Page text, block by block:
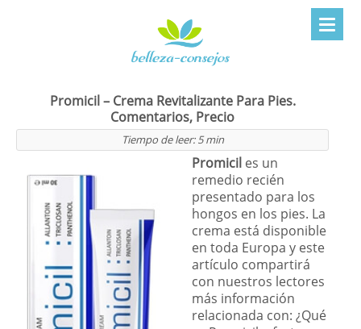
Promicil – Crema Revitalizante Para Pies.
Comentarios, Precio
Tiempo de leer:5 min
Promicil es un
remedio recién
presentado para los
hongos en los pies. La
crema está disponible
en toda Europa y este
artículo compartirá
con nuestros lectores
más información
relacionada con: ¿Qué